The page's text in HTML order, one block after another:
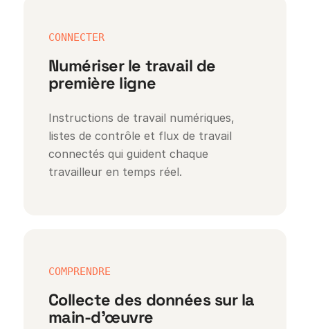
CONNECTER
Numériser le travail de
première ligne
Instructions de travail numériques,
listes de contrôle et flux de travail
connectés qui guident chaque
travailleur en temps réel.
COMPRENDRE
Collecte des données sur la
main-d'œuvre